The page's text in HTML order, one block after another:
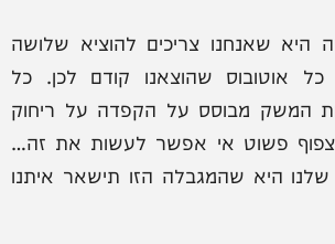
היא שאנחנו צריכים להוציא שלושה
כל אוטובוס שהוצאנו קודם לכן. כל
המשק מבוסס על הקפדה על ריחוק
צפוף פשוט אי אפשר לעשות את זה…
היא שהמגבלה הזו תישאר איתנו